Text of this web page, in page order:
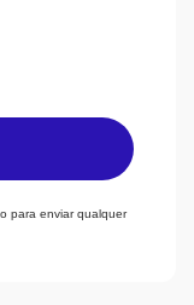
para enviar qualquer